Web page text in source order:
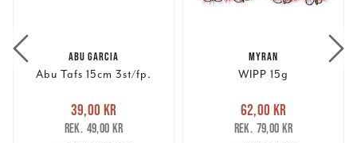
ABU GARCIA
Abu Tafs 15cm 3st/fp.
Nuvarande pris
39,00 krTidigare pris
49,00 kr
39,00 kr
49,00 kr
MYRAN
WIPP 15g
Nuvarande pris
62,00 krTidigare pris
79,00 kr
62,00 kr
79,00 kr